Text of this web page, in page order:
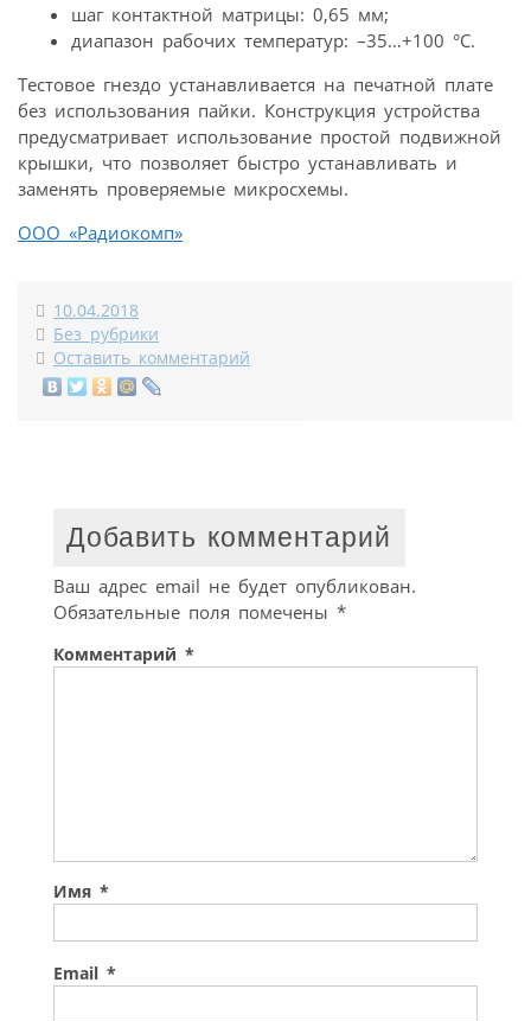
шаг контактной матрицы: 0,65 мм;
диапазон рабочих температур: –35…+100 °C.
Тестовое гнездо устанавливается на печатной плате
без использования пайки. Конструкция устройства
предусматривает использование простой подвижной
крышки, что позволяет быстро устанавливать и
заменять проверяемые микросхемы.
ООО «Радиокомп»
10.04.2018
Без рубрики
Оставить комментарий
Добавить комментарий
Ваш адрес email не будет опубликован.
Обязательные поля помечены *
Комментарий *
Имя *
Email *